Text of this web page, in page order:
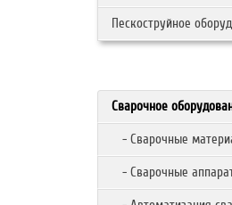
Пескоструйное
Сварочное
- Сварочные
- Сварочные